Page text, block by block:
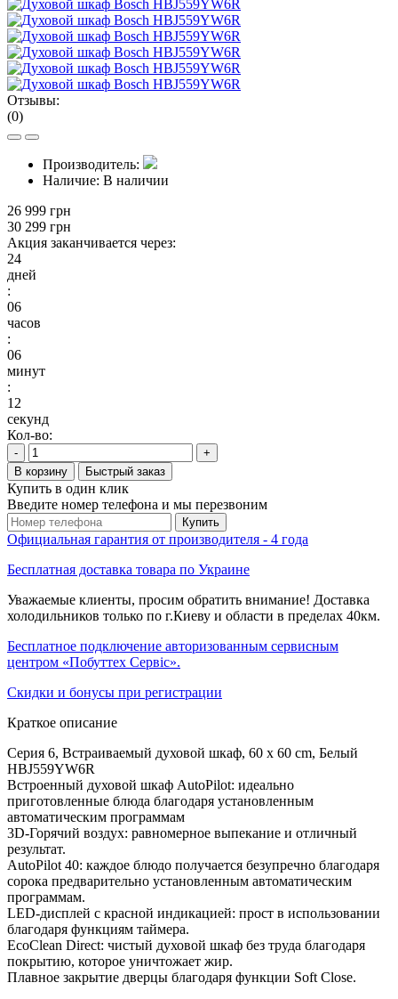
Отзывы:
(0)
Производитель:
Наличие: В наличии
26 999 грн
30 299 грн
Акция заканчивается через:
24
дней
:
06
часов
:
06
минут
:
11
секунд
Кол-во:
-
+
В корзину
Быстрый заказ
Купить в один клик
Введите номер телефона и мы перезвоним
Купить
Официальная гарантия от производителя - 4 года
Бесплатная доставка товара по Украине
Уважаемые клиенты, просим обратить внимание! Доставка
холодильников только по г.Киеву и области в пределах 40км.
Бесплатное подключение авторизованным сервисным
центром «Побуттех Сервіс».
Скидки и бонусы при регистрации
Краткое описание
Серия 6, Встраиваемый духовой шкаф, 60 x 60 cm, Белый
HBJ559YW6R
Встроенный духовой шкаф AutoPilot: идеально
приготовленные блюда благодаря установленным
автоматическим программам
3D-Горячий воздух: равномерное выпекание и отличный
результат.
AutoPilot 40: каждое блюдо получается безупречно благодаря
сорока предварительно установленным автоматическим
программам.
LED-дисплей с красной индикацией: прост в использовании
благодаря функциям таймера.
EcoClean Direct: чистый духовой шкаф без труда благодаря
покрытию, которое уничтожает жир.
Плавное закрытие дверцы благодаря функции Soft Close.